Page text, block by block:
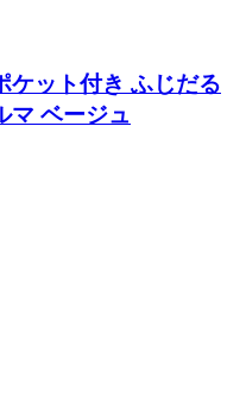
ケット付き ふじだる
マ ベージュ